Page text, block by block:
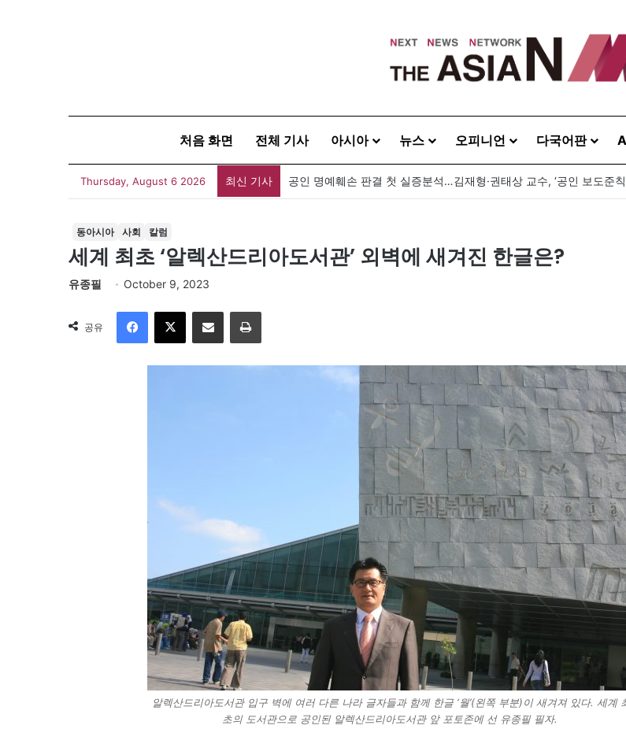
처음 화면 전체 기사 아시아 뉴스 오피니언 다국어판
Thursday, August 6 2026 최신 기사
동아시아 사회 칼럼
세계 최초 ‘알렉산드리아도서관’ 외벽에 새겨진 한글은?
유종필 October 9, 2023
공유
이메일
알렉산드리아도서관 입구 벽에 여러 다른 나라 글자들과 함께 한글 ‘월’(왼쪽 부분)이 새겨져 있다. 세계
초의 도서관으로 공인된 알렉산드리아도서관 앞 포토존에 선 유종필 필자.